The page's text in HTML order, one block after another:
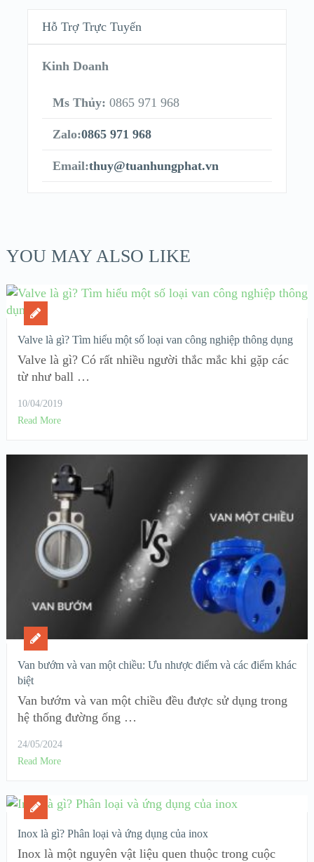
Hỗ Trợ Trực Tuyến
Kinh Doanh
Ms Thủy: 0865 971 968
Zalo:0865 971 968
Email:thuy@tuanhungphat.vn
YOU MAY ALSO LIKE
Valve là gì? Tìm hiểu một số loại van công nghiệp thông dụng
Valve là gì? Có rất nhiều người thắc mắc khi gặp các
từ như ball …
10/04/2019
Read More
Van bướm và van một chiều: Ưu nhược điểm và các điểm khác
biệt
Van bướm và van một chiều đều được sử dụng trong
hệ thống đường ống …
24/05/2024
Read More
Inox là gì? Phân loại và ứng dụng của inox
Inox là một nguyên vật liệu quen thuộc trong cuộc